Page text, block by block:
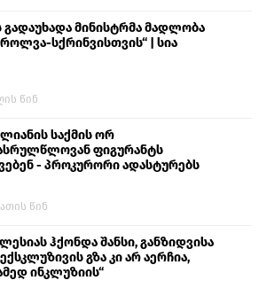
გადაუხადა მინისტრმა მადლობა
სქრინვისთვის“ | სია
წინ
საქმის ორ
ფიგურანტს
- პროკურორი ადასტურებს
წინ
ჰქონდა შანსი, განზიდვისა
გზა კი არ აერჩია,
ინკლუზიის“